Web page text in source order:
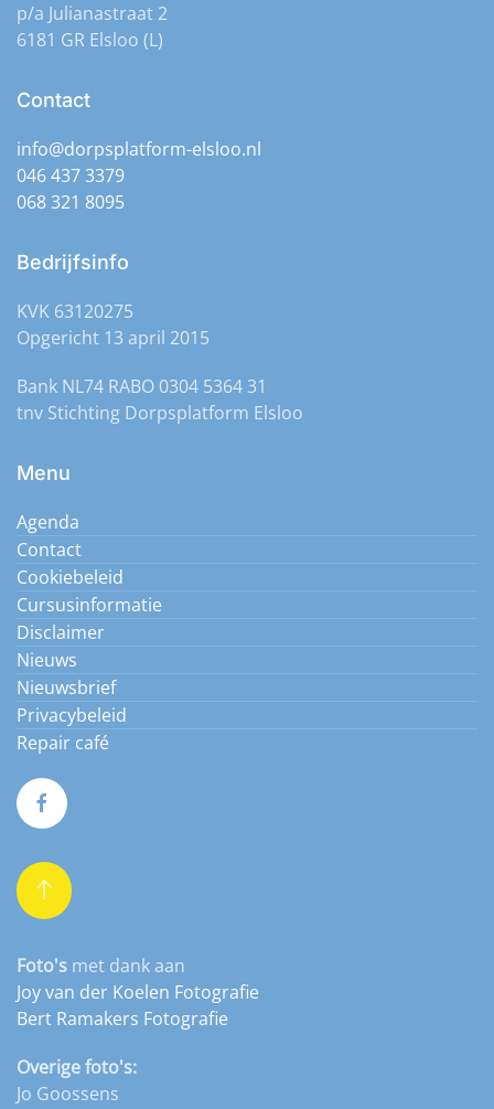
p/a Julianastraat 2
6181 GR Elsloo (L)
Contact
info@dorpsplatform-elsloo.nl
046 437 3379
068 321 8095
Bedrijfsinfo
KVK 63120275
Opgericht 13 april 2015
Bank NL74 RABO 0304 5364 31
tnv Stichting Dorpsplatform Elsloo
Menu
Agenda
Contact
Cookiebeleid
Cursusinformatie
Disclaimer
Nieuws
Nieuwsbrief
Privacybeleid
Repair café
Foto's met dank aan
Joy van der Koelen Fotografie
Bert Ramakers Fotografie
Overige foto's:
Jo Goossens